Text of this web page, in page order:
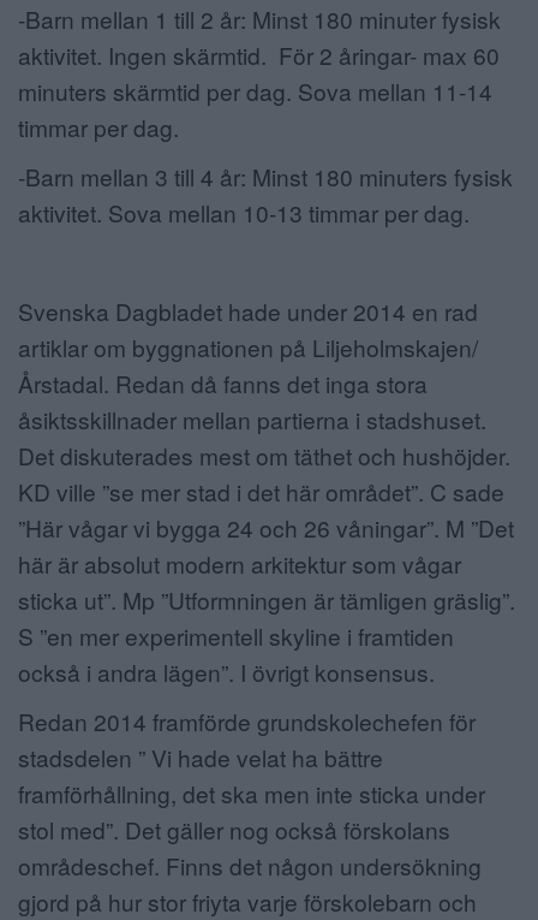
-Barn mellan 1 till 2 år: Minst 180 minuter fysisk
aktivitet. Ingen skärmtid. För 2 åringar- max 60
minuters skärmtid per dag. Sova mellan 11-14
timmar per dag.
-Barn mellan 3 till 4 år: Minst 180 minuters fysisk
aktivitet. Sova mellan 10-13 timmar per dag.
Svenska Dagbladet hade under 2014 en rad
artiklar om byggnationen på Liljeholmskajen/
Årstadal. Redan då fanns det inga stora
åsiktsskillnader mellan partierna i stadshuset.
Det diskuterades mest om täthet och hushöjder.
KD ville ”se mer stad i det här området”. C sade
”Här vågar vi bygga 24 och 26 våningar”. M ”Det
här är absolut modern arkitektur som vågar
sticka ut”. Mp ”Utformningen är tämligen gräslig”.
S ”en mer experimentell skyline i framtiden
också i andra lägen”. I övrigt konsensus.
Redan 2014 framförde grundskolechefen för
stadsdelen ” Vi hade velat ha bättre
framförhållning, det ska men inte sticka under
stol med”. Det gäller nog också förskolans
områdeschef. Finns det någon undersökning
gjord på hur stor friyta varje förskolebarn och